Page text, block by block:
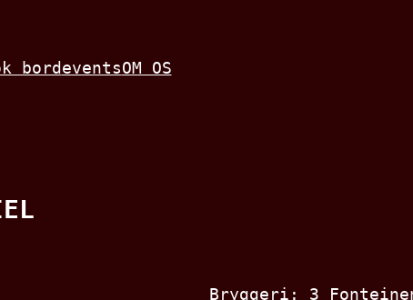
bordeventsOM OS
Bryggeri: 3